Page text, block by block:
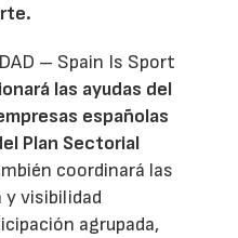
– Spain Is Sport
las ayudas del
españolas
Plan Sectorial
coordinará las
y visibilidad
agrupada,